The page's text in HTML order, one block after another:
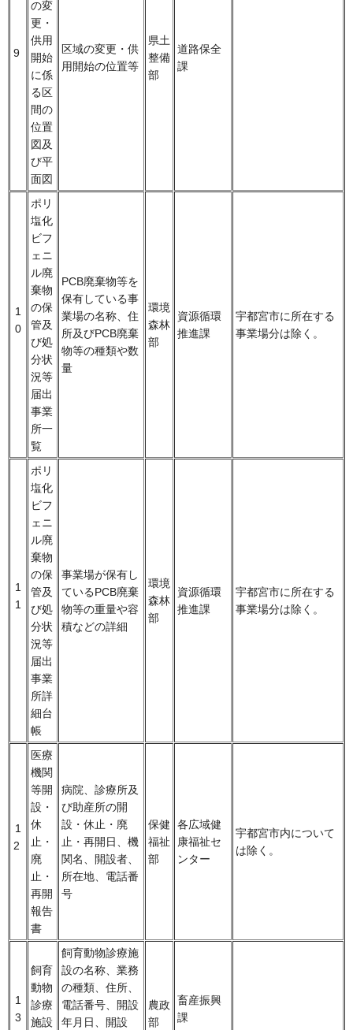
9
の変
更・
供用
開始
に係
る区
間の
位置
図及
び平
面図
区域の変更・供
用開始の位置等
県土
整備
部
道路保全
課
1
0
ポリ
塩化
ビフ
ェニ
ル廃
棄物
の保
管及
び処
分状
況等
届出
事業
所一
覧
PCB廃棄物等を
保有している事
業場の名称、住
所及びPCB廃棄
物等の種類や数
量
環境
森林
部
資源循環
推進課
宇都宮市に所在する
事業場分は除く。
1
1
ポリ
塩化
ビフ
ェニ
ル廃
棄物
の保
管及
び処
分状
況等
届出
事業
所詳
細台
帳
事業場が保有し
ているPCB廃棄
物等の重量や容
積などの詳細
環境
森林
部
資源循環
推進課
宇都宮市に所在する
事業場分は除く。
1
2
医療
機関
等開
設・
休
止・
廃
止・
再開
報告
書
病院、診療所及
び助産所の開
設・休止・廃
止・再開日、機
関名、開設者、
所在地、電話番
号
保健
福祉
部
各広域健
康福祉セ
ンター
宇都宮市内について
は除く。
1
3
飼育
動物
診療
施設
飼育動物診療施
設の名称、業務
の種類、住所、
電話番号、開設
年月日、開設
農政
部
畜産振興
課